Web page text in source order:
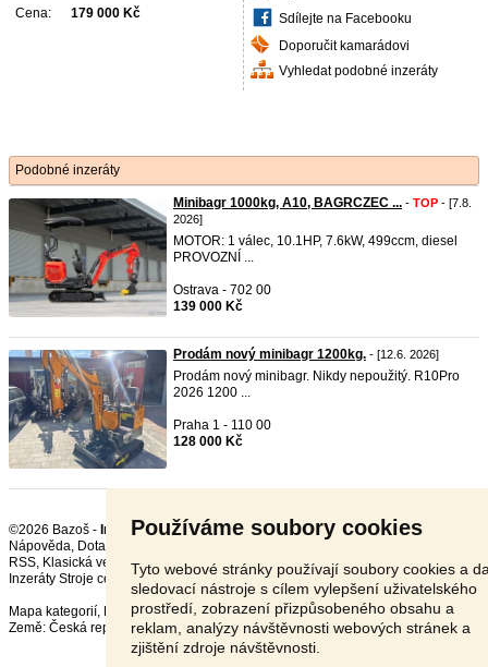
Používáme soubory cookies
Tyto webové stránky používají soubory cookies a
sledovací nástroje s cílem vylepšení uživatelského
prostředí, zobrazení přizpůsobeného obsahu a
reklam, analýzy návštěvnosti webových stránek a
zjištění zdroje návštěvnosti.
Cena: 179 000 Kč
Sdílejte na Facebooku
Doporučit kamarádovi
Vyhledat podobné inzeráty
Podobné inzeráty
Minibagr 1000kg, A10, BAGRCZEC ... - TOP - [7.8.
2026]
MOTOR: 1 válec, 10.1HP, 7.6kW, 499ccm, diesel
PROVOZNÍ ...
Ostrava - 702 00
139 000 Kč
Prodám nový minibagr 1200kg. - [12.6. 2026]
Prodám nový minibagr. Nikdy nepoužitý. R10Pro
2026 1200 ...
Praha 1 - 110 00
128 000 Kč
©2026 Bazoš - Inzerce, Bazar Stavební stroje
Nápověda, Dotazy
RSS,
Inzeráty Stroje celkem: 71679, za 24 hodin:2688
Mapa kategorií,
Nejvyhledávanější výrazy
Země: Česká republika, Slovensko ,Polsko,Rakousko